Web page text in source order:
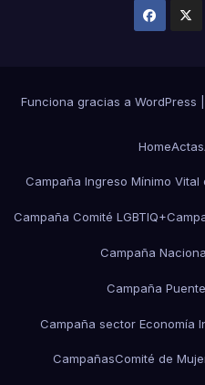
Funciona gracias a WordPress
HomeActas
Campaña Ingreso Mínimo
Campaña Comité LGBTIQ+
Campaña
Campaña
Campaña sector Economía
CampañasComité de